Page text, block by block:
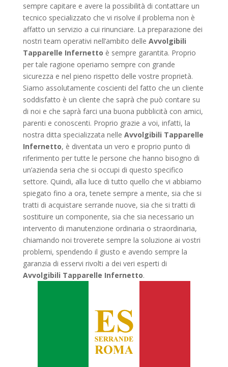
sempre capitare e avere la possibilità di contattare un
tecnico specializzato che vi risolve il problema non è
affatto un servizio a cui rinunciare. La preparazione dei
nostri team operativi nell’ambito delle Avvolgibili
Tapparelle Infernetto è sempre garantita. Proprio
per tale ragione operiamo sempre con grande
sicurezza e nel pieno rispetto delle vostre proprietà.
Siamo assolutamente coscienti del fatto che un cliente
soddisfatto è un cliente che saprà che può contare su
di noi e che saprà farci una buona pubblicità con amici,
parenti e conoscenti. Proprio grazie a voi, infatti, la
nostra ditta specializzata nelle Avvolgibili Tapparelle
Infernetto, è diventata un vero e proprio punto di
riferimento per tutte le persone che hanno bisogno di
un’azienda seria che si occupi di questo specifico
settore. Quindi, alla luce di tutto quello che vi abbiamo
spiegato fino a ora, tenete sempre a mente, sia che si
tratti di acquistare serrande nuove, sia che si tratti di
sostituire un componente, sia che sia necessario un
intervento di manutenzione ordinaria o straordinaria,
chiamando noi troverete sempre la soluzione ai vostri
problemi, spendendo il giusto e avendo sempre la
garanzia di esservi rivolti a dei veri esperti di
Avvolgibili Tapparelle Infernetto.